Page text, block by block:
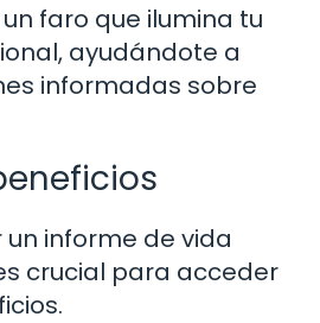
faro que ilumina tu
ayudándote a
informadas sobre
informe de vida
crucial para acceder